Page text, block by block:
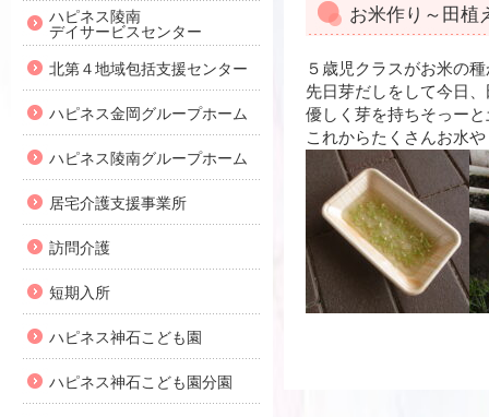
お米作り～田植
５歳児クラスがお米の
先日芽だしをして今日
優しく芽を持ちそっー
これからたくさんお水
ハピネス陵南
デイサービスセンター
北第４地域包括支援センター
ハピネス金岡グループホーム
ハピネス陵南グループホーム
居宅介護支援事業所
訪問介護
短期入所
ハピネス神石こども園
ハピネス神石こども園分園